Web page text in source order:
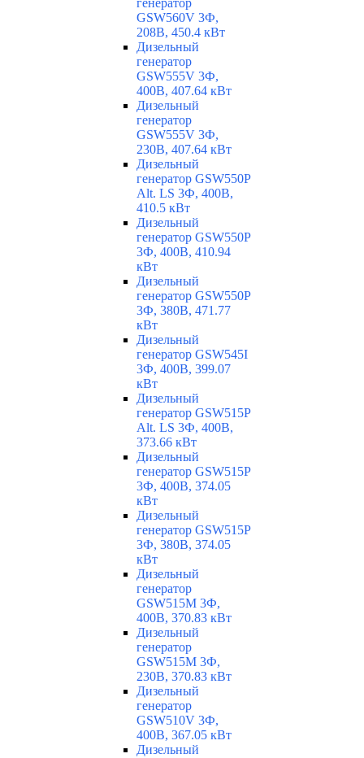
генератор
GSW560V 3Ф,
208В, 450.4 кВт
Дизельный
генератор
GSW555V 3Ф,
400В, 407.64 кВт
Дизельный
генератор
GSW555V 3Ф,
230В, 407.64 кВт
Дизельный
генератор GSW550P
Alt. LS 3Ф, 400В,
410.5 кВт
Дизельный
генератор GSW550P
3Ф, 400В, 410.94
кВт
Дизельный
генератор GSW550P
3Ф, 380В, 471.77
кВт
Дизельный
генератор GSW545I
3Ф, 400В, 399.07
кВт
Дизельный
генератор GSW515P
Alt. LS 3Ф, 400В,
373.66 кВт
Дизельный
генератор GSW515P
3Ф, 400В, 374.05
кВт
Дизельный
генератор GSW515P
3Ф, 380В, 374.05
кВт
Дизельный
генератор
GSW515M 3Ф,
400В, 370.83 кВт
Дизельный
генератор
GSW515M 3Ф,
230В, 370.83 кВт
Дизельный
генератор
GSW510V 3Ф,
400В, 367.05 кВт
Дизельный